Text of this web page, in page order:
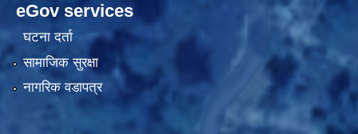
eGov services
घटना दर्ता
सामाजिक सुरक्षा
नागरिक वडापत्र